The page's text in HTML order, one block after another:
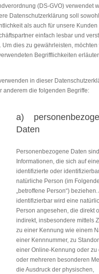
(DS-GVO) verwendet
Datenschutzerklärung soll
als auch für unsere Kunden
einfach lesbar und
Um dies zu gewährleisten, möchten
Begrifflichkeiten
in dieser
anderem die folgenden Begriffe:
a)
Daten
Personenbezogene Daten
Informationen, die sich auf eine
identifizierte oder
natürliche Person (im
„betroffene Person“) beziehen.
identifizierbar wird eine
Person angesehen, die direkt
indirekt, insbesondere mittels
zu einer Kennung wie einem
einer Kennnummer, zu
einer Online-Kennung oder zu
oder mehreren besonderen
die Ausdruck der physischen,